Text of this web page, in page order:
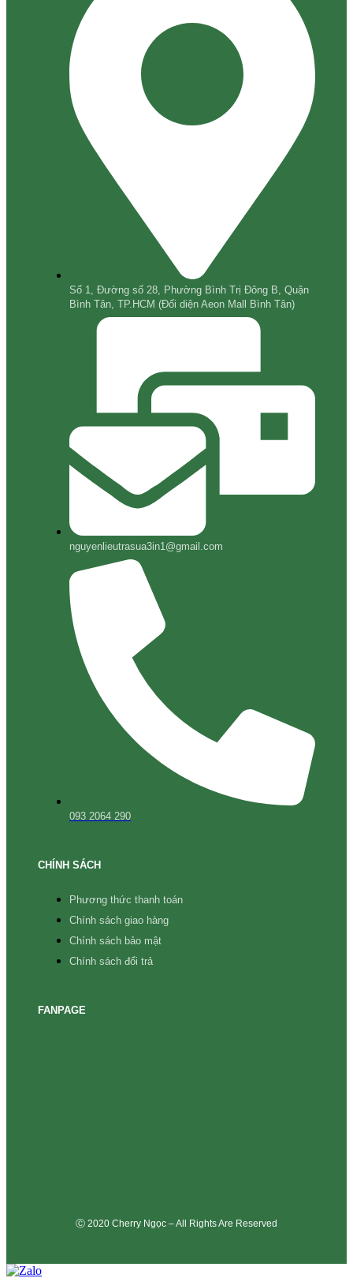
Số 1, Đường số 28, Phường Bình Trị Đông B, Quận
Bình Tân, TP.HCM (Đối diện Aeon Mall Bình Tân)
nguyenlieutrasua3in1@gmail.com
093 2064 290
CHÍNH SÁCH
Phương thức thanh toán
Chính sách giao hàng
Chính sách bảo mật
Chính sách đổi trả
FANPAGE
Ⓒ 2020 Cherry Ngọc – All Rights Are Reserved